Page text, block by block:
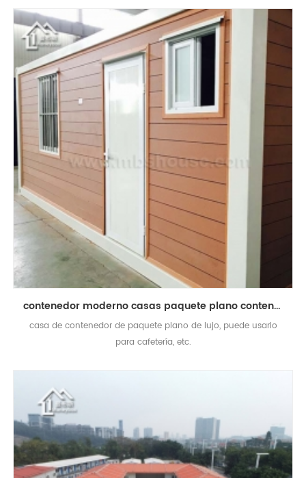
contenedor moderno casas paquete plano contenedor casa en sudáfrica
casa de contenedor de paquete plano de lujo, puede usarlo
para cafetería, etc.